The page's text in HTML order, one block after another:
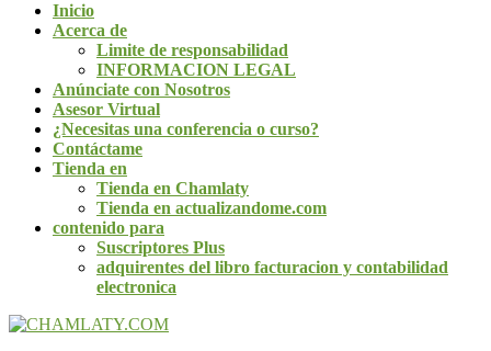
Inicio
Acerca de
Limite de responsabilidad
INFORMACION LEGAL
Anúnciate con Nosotros
Asesor Virtual
¿Necesitas una conferencia o curso?
Contáctame
Tienda en
Tienda en Chamlaty
Tienda en actualizandome.com
contenido para
Suscriptores Plus
adquirentes del libro facturacion y contabilidad
electronica